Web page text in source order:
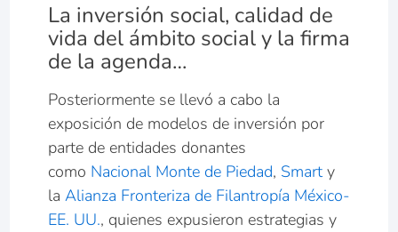
La inversión social, calidad de
vida del ámbito social y la firma
de la agenda…
Posteriormente se llevó a cabo la
exposición de modelos de inversión por
parte de entidades donantes
como Nacional Monte de Piedad, Smarty
la Alianza Fronteriza de Filantropía México-
EE. UU., quienes expusieron estrategias y